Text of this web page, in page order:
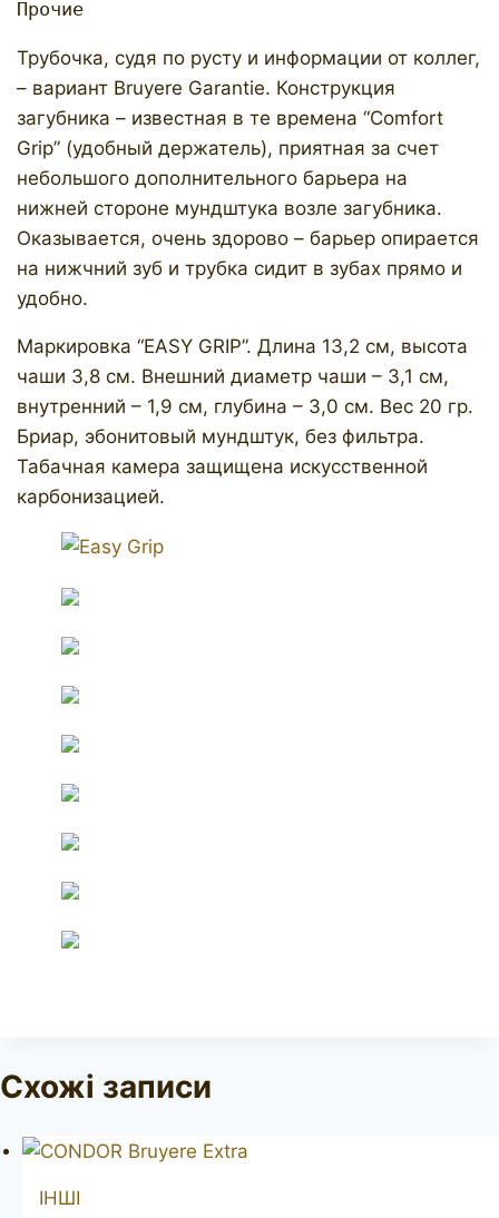
Прочие
Трубочка, судя по русту и информации от коллег,
– вариант Bruyere Garantie. Конструкция
загубника – известная в те времена “Comfort
Grip” (удобный держатель), приятная за счет
небольшого дополнительного барьера на
нижней стороне мундштука возле загубника.
Оказывается, очень здорово – барьер опирается
на нижчний зуб и трубка сидит в зубах прямо и
удобно.
Маркировка “EASY GRIP”. Длина 13,2 см, высота
чаши 3,8 см. Внешний диаметр чаши – 3,1 см,
внутренний – 1,9 см, глубина – 3,0 см. Вес 20 гр.
Бриар, эбонитовый мундштук, без фильтра.
Табачная камера защищена искусственной
карбонизацией.
Схожі записи
ІНШІ